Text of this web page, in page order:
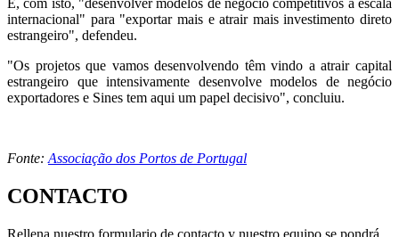
internacional" para "exportar mais e atrair mais investimento direto
estrangeiro", defendeu.
"Os projetos que vamos desenvolvendo têm vindo a atrair capital
estrangeiro que intensivamente desenvolve modelos de negócio
exportadores e Sines tem aqui um papel decisivo", concluiu.
Fonte: Associação dos Portos de Portugal
CONTACTO
Rellena nuestro formulario de contacto y nuestro equipo se pondrá